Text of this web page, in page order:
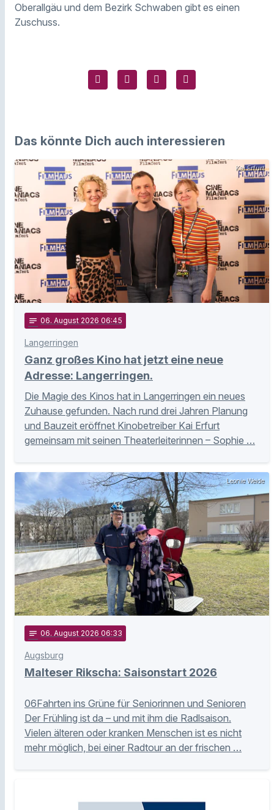
Oberallgäu und dem Bezirk Schwaben gibt es einen
Zuschuss.
Das könnte Dich auch interessieren
Kai Erfurt
notes 06. August 2026 06:45
Langerringen
Ganz großes Kino hat jetzt eine neue
Adresse: Langerringen.
Die Magie des Kinos hat in Langerringen ein neues
Zuhause gefunden. Nach rund drei Jahren Planung
und Bauzeit eröffnet Kinobetreiber Kai Erfurt
gemeinsam mit seinen Theaterleiterinnen – Sophie …
Leonie Weide
notes 06. August 2026 06:33
Augsburg
Malteser Rikscha: Saisonstart 2026
06Fahrten ins Grüne für Seniorinnen und Senioren
Der Frühling ist da – und mit ihm die Radlsaison.
Vielen älteren oder kranken Menschen ist es nicht
mehr möglich, bei einer Radtour an der frischen …